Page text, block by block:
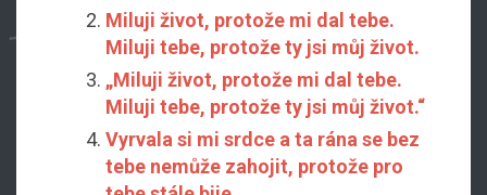
Miluji život, protože mi dal tebe.
Miluji tebe, protože ty jsi můj život.
„Miluji život, protože mi dal tebe.
Miluji tebe, protože ty jsi můj život.“
Vyrvala si mi srdce a ta rána se bez
tebe nemůže zahojit, protože pro